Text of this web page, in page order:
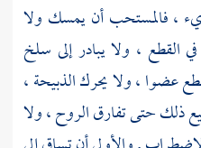
، فالمستحب أن يمسك ولا
القطع ، ولا يبادر إلى سلخ
عضوا ، ولا يحرك الذبيحة ،
ذلك حتى تفارق الروح ، ولا